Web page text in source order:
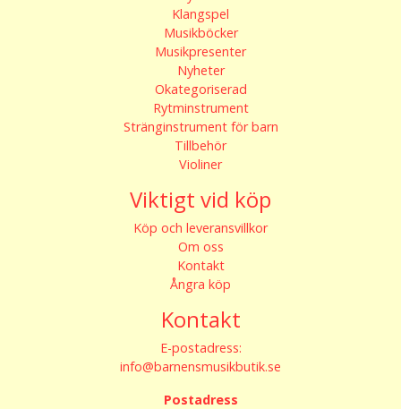
Klangspel
Musikböcker
Musikpresenter
Nyheter
Okategoriserad
Rytminstrument
Stränginstrument för barn
Tillbehör
Violiner
Viktigt vid köp
Köp och leveransvillkor
Om oss
Kontakt
Ångra köp
Kontakt
E-postadress:
info@barnensmusikbutik.se
Postadress